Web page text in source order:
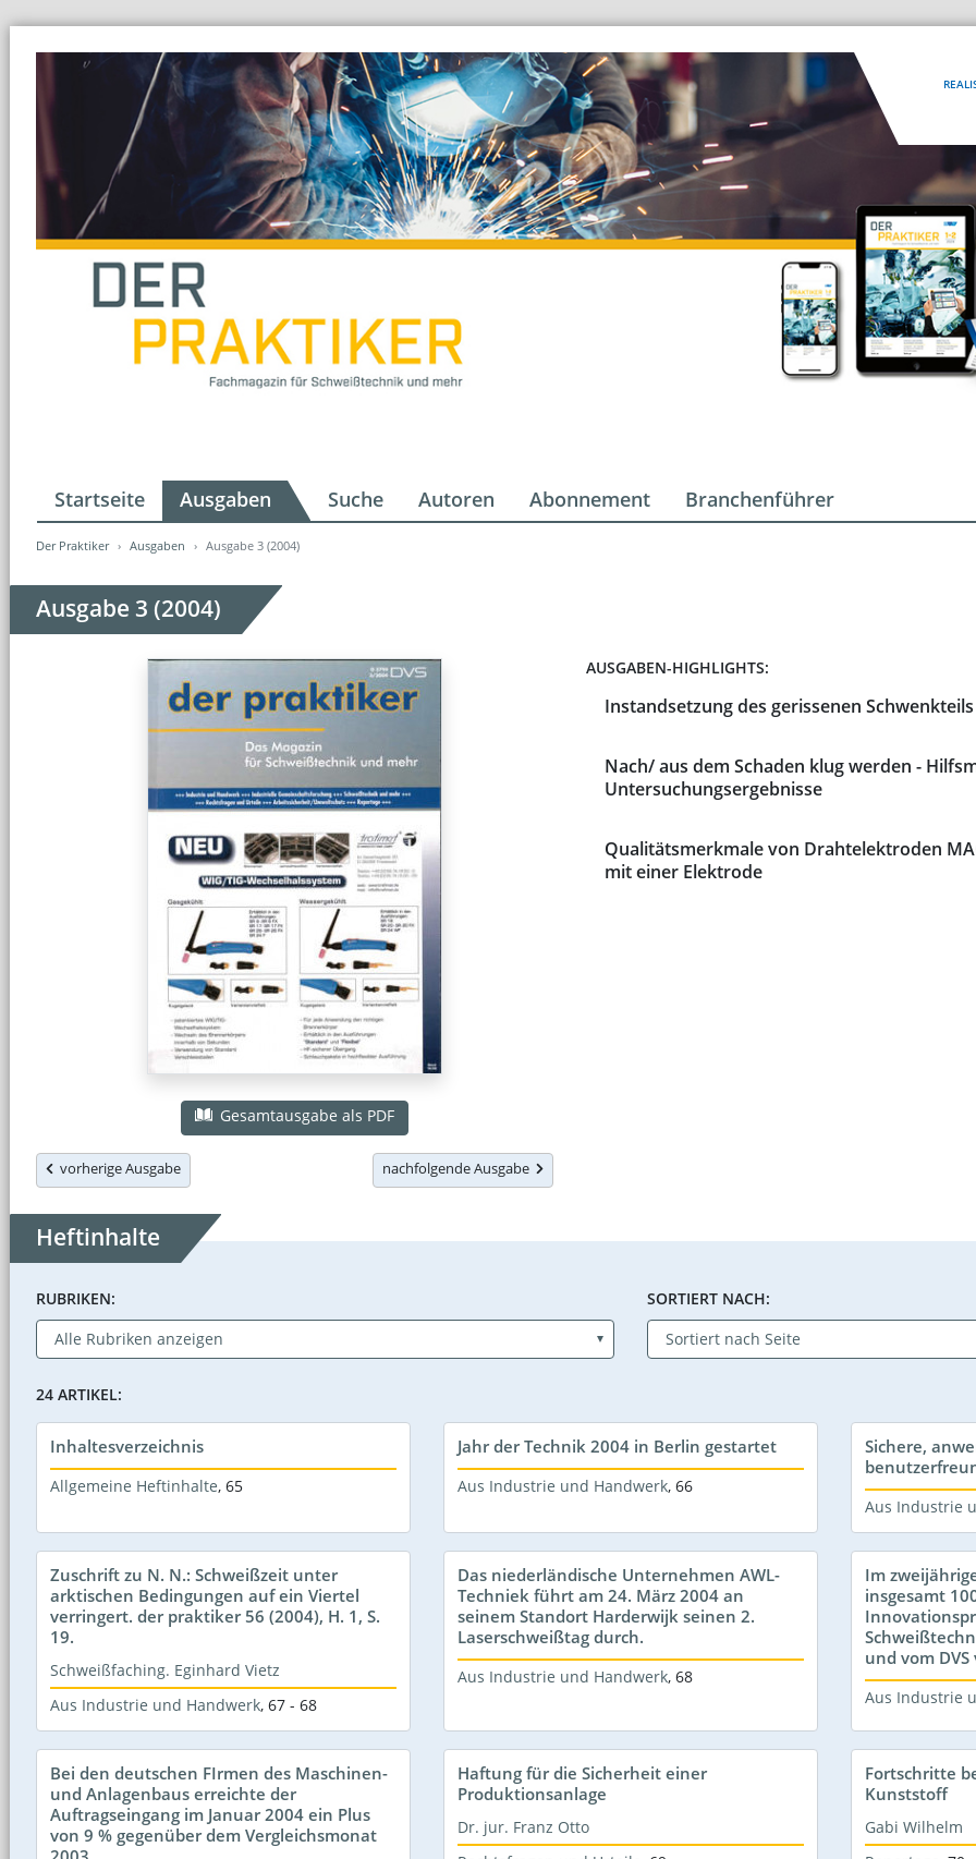
Startseite Ausgaben Suche Autoren Abonnement Branchenführer
Der Praktiker Ausgaben Ausgabe 3 (2004)
Ausgabe 3 (2004)
Gesamtausgabe als PDF
vorherige Ausgabe nachfolgende Ausgabe
AUSGABEN-HIGHLIGHTS:
Instandsetzung des gerissenen
Nach/ aus dem Schaden klug werden -
Untersuchungsergebnisse
Qualitätsmerkmale von Drahtelektroden
mit einer Elektrode
Heftinhalte
RUBRIKEN: SORTIERT NACH:
24 ARTIKEL:
Inhaltesverzeichnis
Allgemeine Heftinhalte, 65
Jahr der Technik 2004 in Berlin gestartet
Aus Industrie und Handwerk, 66
Sichere,
Aus Industrie
Zuschrift zu N. N.: Schweißzeit unter
arktischen Bedingungen auf ein Viertel
verringert. der praktiker 56 (2004), H. 1, S.
19.
Schweißfaching. Eginhard Vietz
Aus Industrie und Handwerk, 67 - 68
Das niederländische Unternehmen AWL-
Techniek führt am 24. März 2004 an
seinem Standort Harderwijk seinen 2.
Laserschweißtag durch.
Aus Industrie und Handwerk, 68
Im
insgesamt
und vom
Aus Industrie
Bei den deutschen FIrmen des Maschinen-
und Anlagenbaus erreichte der
Auftragseingang im Januar 2004 ein Plus
von 9 % gegenüber dem Vergleichsmonat
Haftung für die Sicherheit einer
Produktionsanlage
Dr. jur. Franz Otto
Fortschritte
Kunststoff
Gabi Wilhelm